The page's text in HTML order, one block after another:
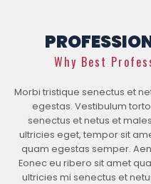
Why Best
Morbi tristique senectus et
egestas. Vestibulum
senectus et netus et
ultricies eget, tempor sit
quam egestas semper.
Eonec eu ribero sit amet
ultricies mi senectus et